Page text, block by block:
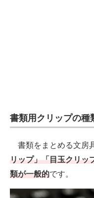
書類用クリップの種
書類をまとめる文房
リップ」「目玉クリッ
類が一般的です。